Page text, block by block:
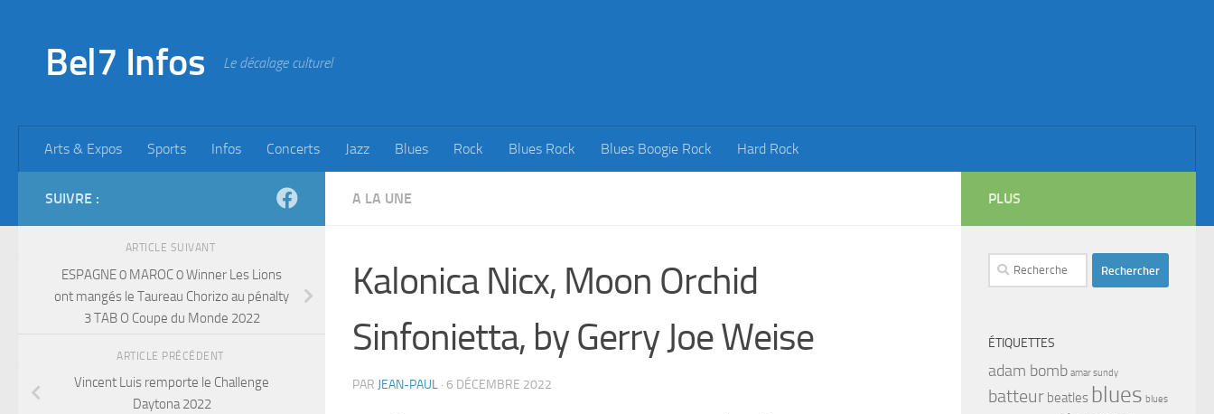
Bel7 Infos Le décalage culturel
Arts & Expos Sports Infos Concerts Jazz Blues Rock Blues Rock Blues Boogie Rock Hard Rock
A LA UNE
Kalonica Nicx, Moon Orchid
Sinfonietta, by Gerry Joe Weise
PAR JEAN-PAUL · 6 DÉCEMBRE 2022
SUIVRE :
ARTICLE SUIVANT
ESPAGNE 0 MAROC 0 Winner Les Lions
ont mangés le Taureau Chorizo au pénalty
3 TAB O Coupe du Monde 2022
ARTICLE PRÉCÉDENT
Vincent Luis remporte le Challenge
Daytona 2022
PLUS
Rechercher :
ÉTIQUETTES
adam bomb amar sundy
batteur beatles blues blues